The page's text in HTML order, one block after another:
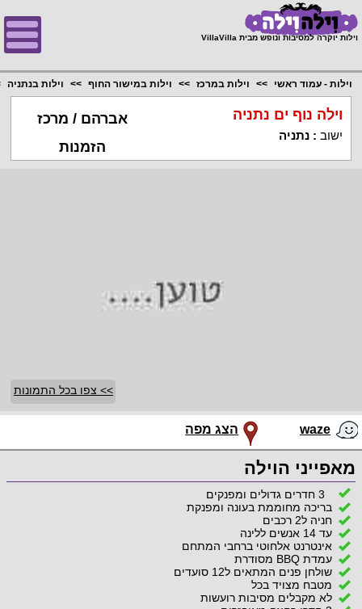
וילות יוקרה למסיבות ונופש מבית VillaVilla
וילות - עמוד ראשי וילות במרכז וילות במישור החוף וילות בנתניה
וילה נוף ים נתניה
ישוב :נתניה
אברהם / מרכז
הזמנות
>> צפו בכל התמונות
waze הצג מפה
מאפייני הוילה
3 חדרים גדולים ומפנקים
בריכה מחוממת בעונה ומפנקת
חניה ל2 רכבים
עד 14 אנשים ללינה
אינטרנט אלחוטי ברחבי המתחם
עמדת BBQ מסודרת
שולחן פנים המתאים ל12 סועדים
מטבח מצויד בכל
לא מקבלים מסיבות רועשות